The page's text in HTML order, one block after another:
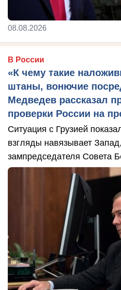
08.08.2026
В России
«К чему такие
штаны, вонючие
Медведев рассказал
проверки России на
Ситуация с Грузией
взгляды навязывает
зампредседателя Совета